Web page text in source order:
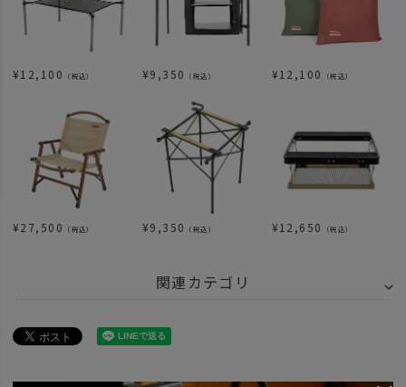
¥12,100 （税込） ¥9,350 （税込） ¥12,100 （税込）
¥27,500 （税込） ¥9,350 （税込） ¥12,650 （税込）
関連カテゴリ
BRAND UNBY SELECT BLACKDEER（ブラックディア）